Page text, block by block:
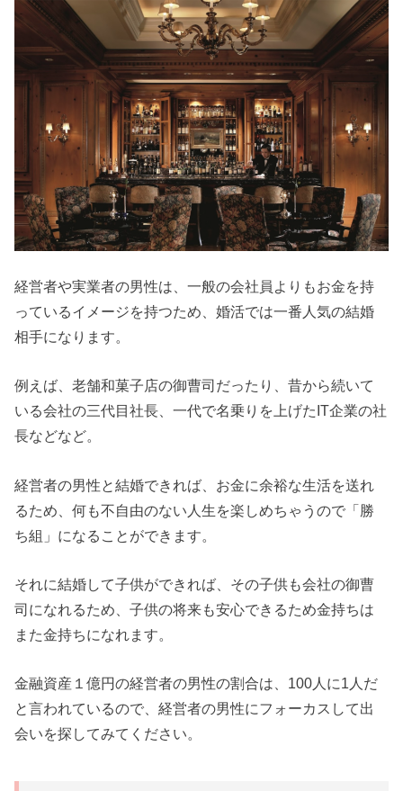
経営者や実業者の男性は、一般の会社員よりもお金を持
っているイメージを持つため、婚活では一番人気の結婚
相手になります。
例えば、老舗和菓子店の御曹司だったり、昔から続いて
いる会社の三代目社長、一代で名乗りを上げたIT企業の社
長などなど。
経営者の男性と結婚できれば、お金に余裕な生活を送れ
るため、何も不自由のない人生を楽しめちゃうので「勝
ち組」になることができます。
それに結婚して子供ができれば、その子供も会社の御曹
司になれるため、子供の将来も安心できるため金持ちは
また金持ちになれます。
金融資産１億円の経営者の男性の割合は、100人に1人だ
と言われているので、経営者の男性にフォーカスして出
会いを探してみてください。